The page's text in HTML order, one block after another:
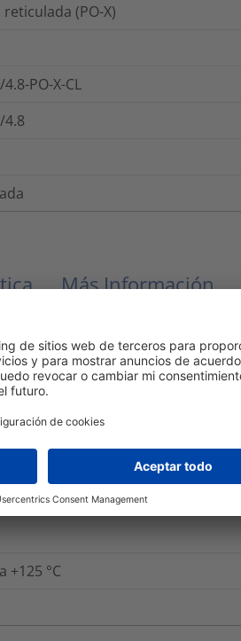
(PO-X)
PO-X-CL
4.8
Más Información
+125 °C